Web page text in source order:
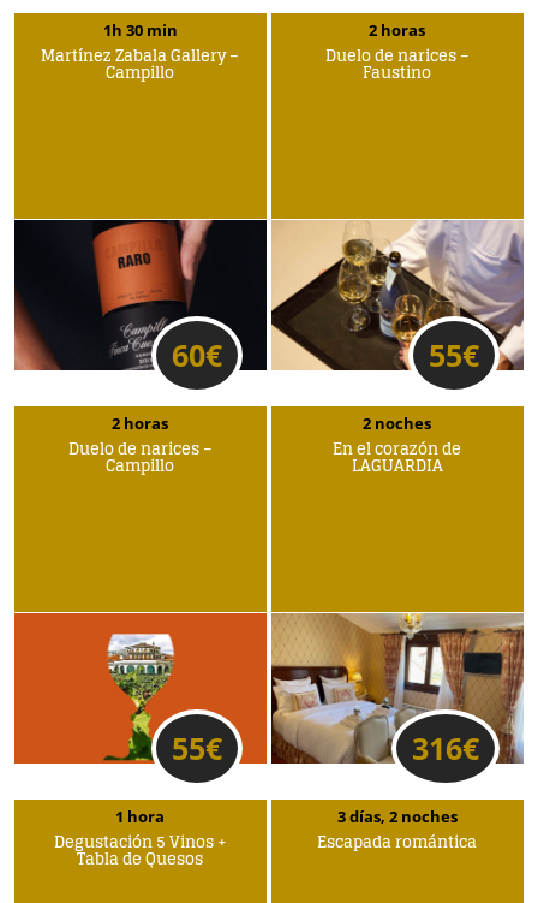
1h 30 min
Martínez Zabala Gallery –
Campillo
60€
2 horas
Duelo de narices –
Faustino
55€
2 horas
Duelo de narices –
Campillo
55€
2 noches
En el corazón de
LAGUARDIA
316€
1 hora
Degustación 5 Vinos +
Tabla de Quesos
3 días, 2 noches
Escapada romántica